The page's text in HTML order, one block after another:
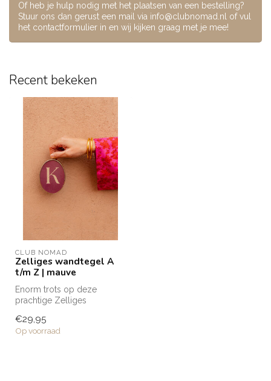
Of heb je hulp nodig met het plaatsen van een bestelling?
Stuur ons dan gerust een mail via info@clubnomad.nl of vul
het contactformulier in en wij kijken graag met je mee!
Recent bekeken
CLUB NOMAD
Zelliges wandtegel A
t/m Z | mauve
Enorm trots op deze
prachtige Zelliges
eigen ontwerp...
€29,95
Op voorraad